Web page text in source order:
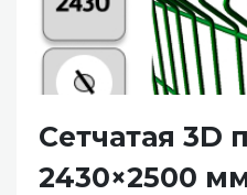
Сетчатая 3D
2430×2500